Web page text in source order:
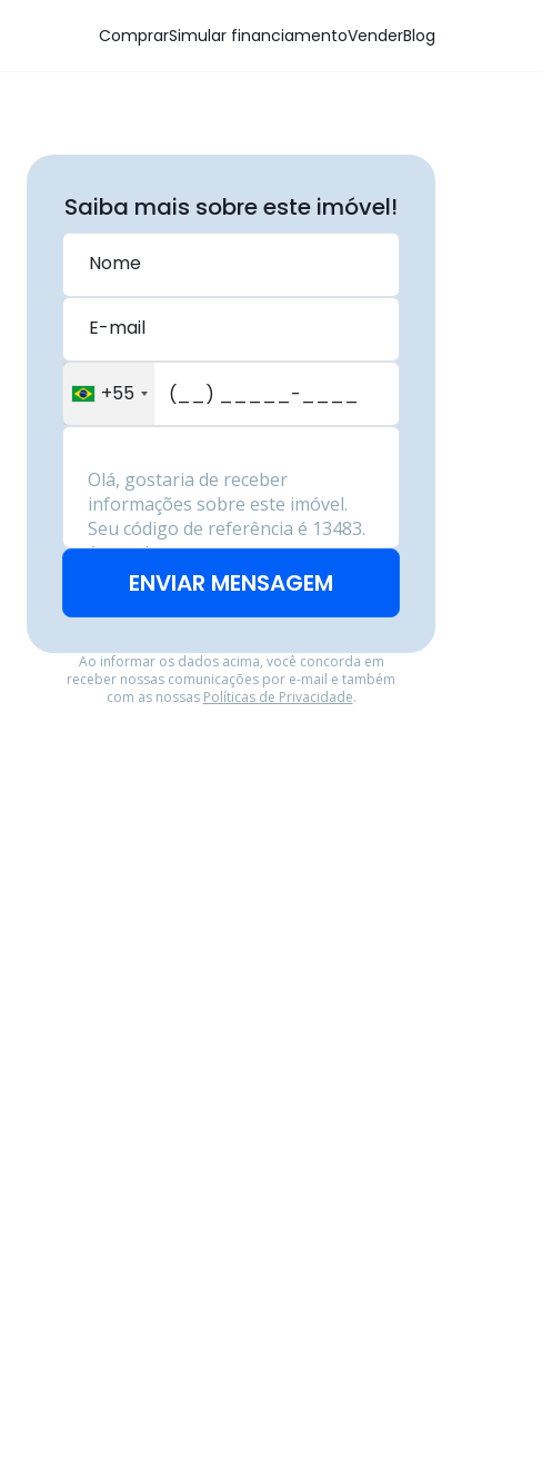
ComprarSimular financiamentoVenderBlog
Saiba mais sobre este imóvel!
Nome
E-mail
+55
ENVIAR MENSAGEM
Ao informar os dados acima, você concorda em
receber nossas comunicações por e-mail e também
com as nossas Políticas de Privacidade.